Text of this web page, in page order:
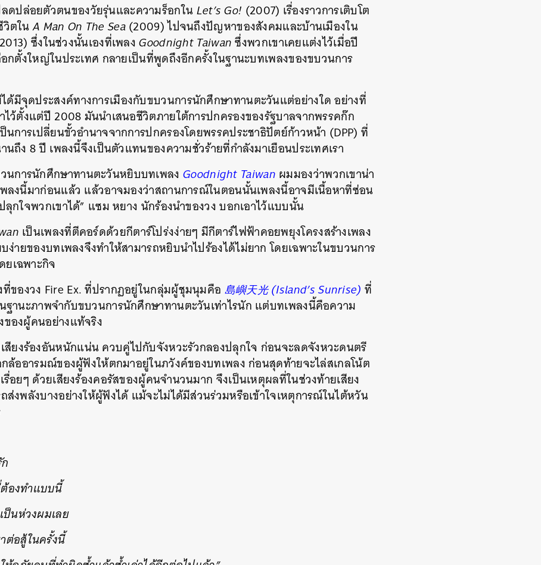
ดปล่อยตัวตนของวัยรุ่นและความร็อกในLet’s Go! (2007) เรื่องราวการเติบโต
ตในA Man On The Sea(2009) ไปจนถึงปัญหาของสังคมและบ้านเมืองใน
ซึ่งในช่วงนั้นเองที่เพลงGoodnight Taiwanซึ่งพวกเขาเคยแต่งไว้เมื่อปี
กตั้งใหญ่ในประเทศ กลายเป็นที่พูดถึงอีกครั้งในฐานะบทเพลงของขบวนการ
ได้มีจุดประสงค์ทางการเมืองกับขบวนการนักศึกษาทานตะวันแต่อย่างใด อย่างที่
ไว้ตั้งแต่ปี 2008 มันนำเสนอชีวิตภายใต้การปกครองของรัฐบาลจากพรรคก๊ก
นการเปลี่ยนขั้วอำนาจจากการปกครองโดยพรรคประชาธิปัตย์ก้าวหน้า (DPP) ที่
นถึง 8 ปี เพลงนี้จึงเป็นตัวแทนของความชั่วร้ายที่กำลังมาเยือนประเทศเรา
นการนักศึกษาทานตะวันหยิบบทเพลง Goodnight Taiwan ผมมองว่าพวกเขาน่า
ลงนี้มาก่อนแล้ว แล้วอาจมองว่าสถานการณ์ในตอนนั้นเพลงนี้อาจมีเนื้อหาที่ซ่อน
ลุกใจพวกเขาได้” แซม หยาง นักร้องนำของวง บอกเอาไว้แบบนั้น
เป็นเพลงที่ตีคอร์ดด้วยกีตาร์โปร่งง่ายๆ มีกีตาร์ไฟฟ้าคอยพยุงโครงสร้างเพลง
ง่ายของบทเพลงจึงทำให้สามารถหยิบนำไปร้องได้ไม่ยาก โดยเฉพาะในขบวนการ
เฉพาะกิจ
ของวง Fire Ex. ที่ปรากฏอยู่ในกลุ่มผู้ชุมนุมคือ 島嶼天光 (Island’s Sunrise) ที่
ฐานะภาพจำกับขบวนการนักศึกษาทานตะวันเท่าไรนัก แต่บทเพลงนี้คือความ
ของผู้คนอย่างแท้จริง
สียงร้องอันหนักแน่น ควบคู่ไปกับจังหวะรัวกลองปลุกใจ ก่อนจะลดจังหวะดนตรี
ล้ออารมณ์ของผู้ฟังให้ตกมาอยู่ในภวังค์ของบทเพลง ก่อนสุดท้ายจะไล่สเกลโน้ต
อยๆ ด้วยเสียงร้องคอรัสของผู้คนจำนวนมาก จึงเป็นเหตุผลที่ในช่วงท้ายเสียง
ส่งพลังบางอย่างให้ผู้ฟังได้ แม้จะไม่ได้มีส่วนร่วมหรือเข้าใจเหตุการณ์ในไต้หวัน
องทำแบบนี้
ป็นห่วงผมเลย
ต่อสู้ในครั้งนี้